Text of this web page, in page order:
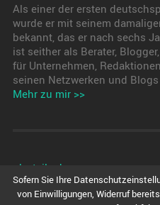
Als einer der ersten
wurde er mit seinem
bekannt, das er nach sechs
ist seither als Berater,
für Unternehmen,
seinen Netzwerken und
Mehr zu mir >>
pkwteile.de
Sofern Sie Ihre
von Einwilligungen, Widerruf